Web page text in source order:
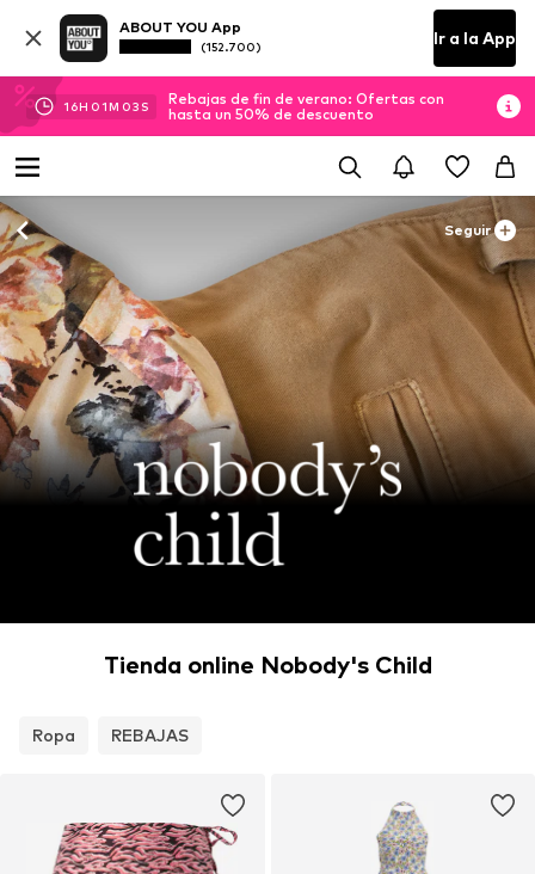
ABOUT YOU App
(152.700) Ir a la App
16H 01M 03 S
Rebajas de fin de verano: Ofertas con
hasta un 50% de descuento
Seguir
Tienda online Nobody's Child
Ropa REBAJAS